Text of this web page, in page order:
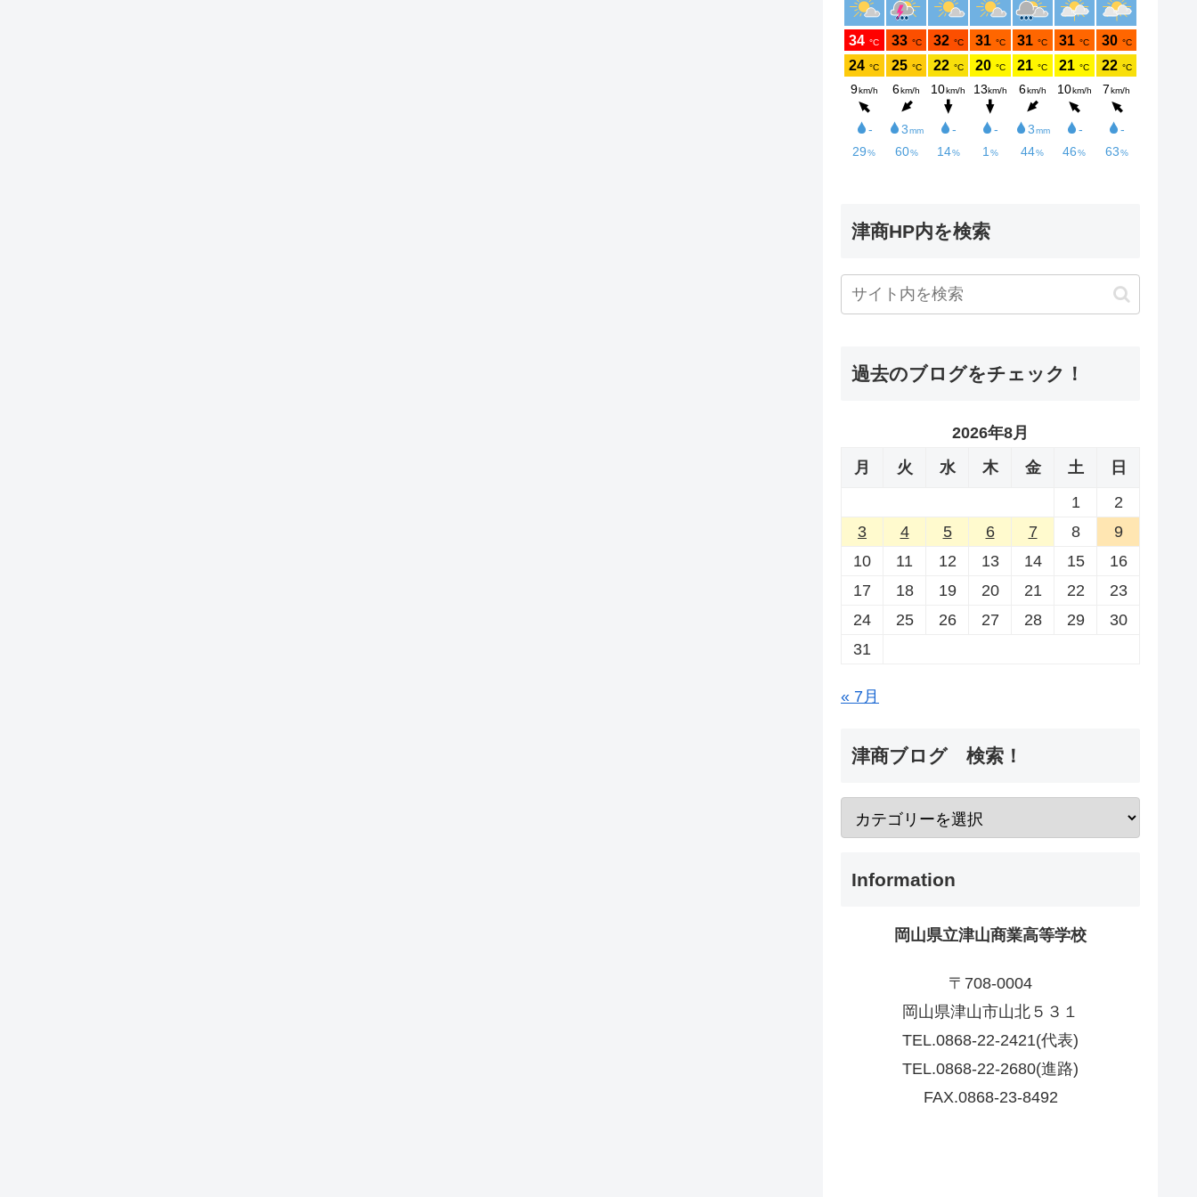
津商HP内を検索
過去のブログをチェック！
2026年8月
月
火 水 木 金 土
日
1
2
3
4 5 6 7 8
9
10
11 12 13 14 15
16
17
18 19 20 21 22
23
24
25 26 27 28 29
30
31
« 7月
津商ブログ 検索！
Information
岡山県立津山商業高等学校
〒708-0004
岡山県津山市山北５３１
TEL.0868-22-2421(代表)
TEL.0868-22-2680(進路)
FAX.0868-23-8492